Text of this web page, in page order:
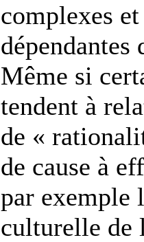
complexes
dépendantes
Même si
tendent à
de «
de cause à
par exemple
culturelle de